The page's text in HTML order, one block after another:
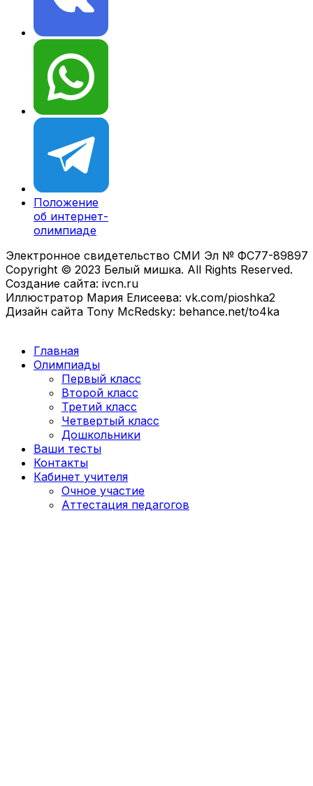
Положение
об интернет-
олимпиаде
Электронное свидетельство СМИ Эл № ФС77-89897
Copyright © 2023 Белый мишка. All Rights Reserved.
Создание сайта: ivcn.ru
Иллюстратор Мария Елисеева: vk.com/pioshka2
Дизайн сайта Tony McRedsky: behance.net/to4ka
Главная
Олимпиады
Первый класс
Второй класс
Третий класс
Четвертый класс
Дошкольники
Ваши тесты
Контакты
Кабинет учителя
Очное участие
Аттестация педагогов